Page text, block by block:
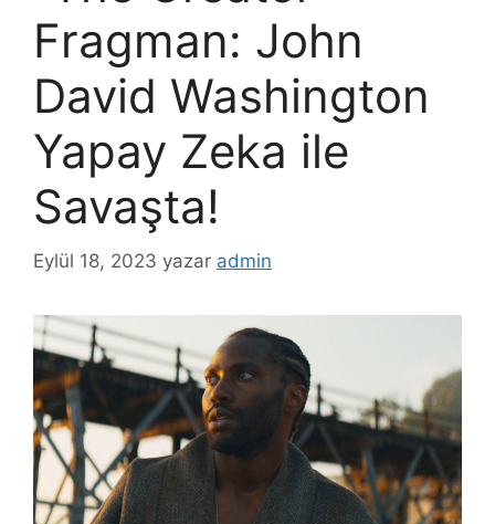
Fragman: John
David Washington
Yapay Zeka ile
Savaşta!
Eylül 18, 2023 yazar admin